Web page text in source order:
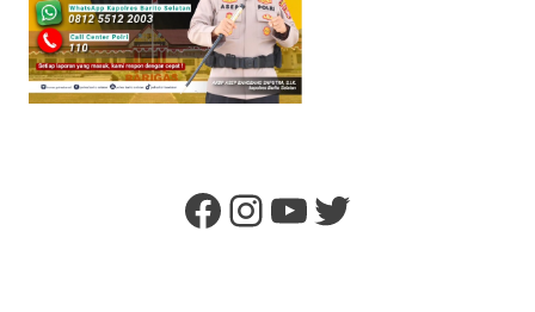
Facebook
Instagram
YouTube
Twitter